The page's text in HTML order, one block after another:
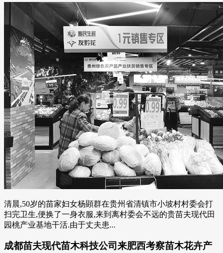
清晨,50岁的苗家妇女杨顕群在贵州省清镇市小坡村村委会打
扫完卫生,便换了一身衣服,来到离村委会不远的贵苗夫现代田
园桃产业基地干活.由于丈夫患...
成都苗夫现代苗木科技公司来肥西考察苗木花卉产